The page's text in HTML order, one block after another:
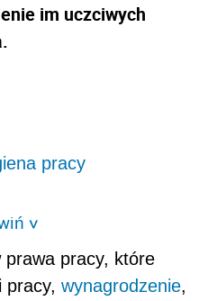
im uczciwych
pracy
>
prawa pracy, które
pracy, wynagrodzenie,